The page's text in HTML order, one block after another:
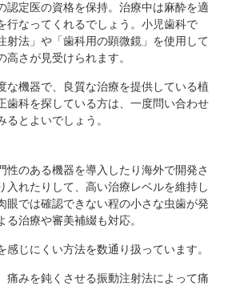
認定医の資格を保持。治療中は麻酔を適
行なってくれるでしょう。小児歯科で
射法」や「歯科用の顕微鏡」を使用して
さが見受けられます。
な機器で、良質な治療を提供している植
歯科を探している方は、一度問い合わせ
とよいでしょう。
性のある機器を導入したり海外で開発さ
入れたりして、高い治療レベルを維持し
眼では確認できない程の小さな虫歯が発
る治療や審美補綴も対応。
感じにくい方法を数通り扱っています。
痛みを鈍くさせる振動注射法によって痛